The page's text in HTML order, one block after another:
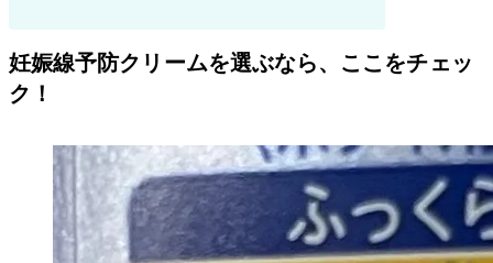
妊娠線予防クリームを選ぶなら、ここをチェッ
ク！